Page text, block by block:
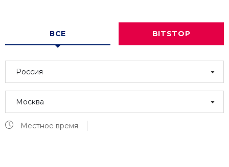
ВСЕ BITSTOP
Россия
Москва
Местное время